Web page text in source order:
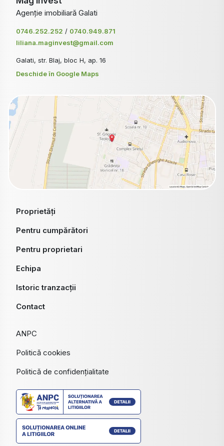
Agenție imobiliară Galati
0746.252.252 / 0740.949.871
liliana.maginvest@gmail.com
Galati, str. Blaj, bloc H, ap. 16
Deschide în Google Maps
Proprietăți
Pentru cumpărători
Pentru proprietari
Echipa
Istoric tranzacții
Contact
ANPC
Politică cookies
Politică de confidențialitate